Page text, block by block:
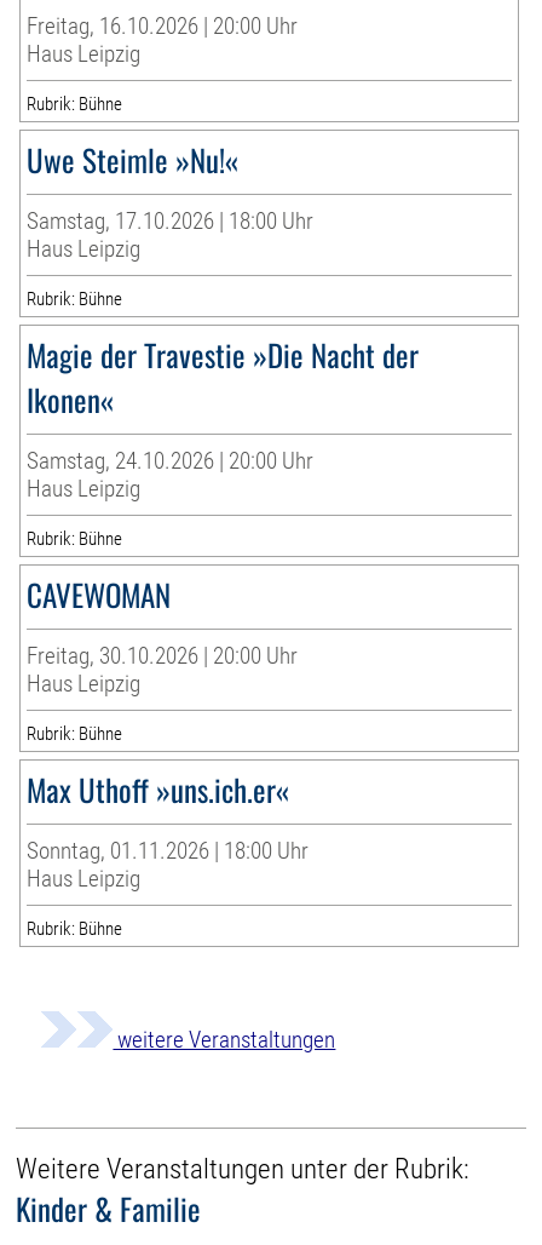
Freitag, 16.10.2026 | 20:00 Uhr
Haus Leipzig
Rubrik: Bühne
Uwe Steimle »Nu!«
Samstag, 17.10.2026 | 18:00 Uhr
Haus Leipzig
Rubrik: Bühne
Magie der Travestie »Die Nacht der
Ikonen«
Samstag, 24.10.2026 | 20:00 Uhr
Haus Leipzig
Rubrik: Bühne
CAVEWOMAN
Freitag, 30.10.2026 | 20:00 Uhr
Haus Leipzig
Rubrik: Bühne
Max Uthoff »uns.ich.er«
Sonntag, 01.11.2026 | 18:00 Uhr
Haus Leipzig
Rubrik: Bühne
weitere Veranstaltungen
Weitere Veranstaltungen unter der Rubrik:
Kinder & Familie